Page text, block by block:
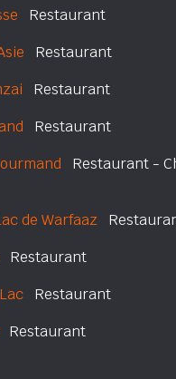
Restaurant
Restaurant
Restaurant
Restaurant
Restaurant -
de Warfaaz
Restaurant
Restaurant
Restaurant